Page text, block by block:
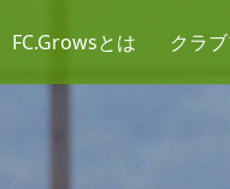
FC.Growsとは クラ